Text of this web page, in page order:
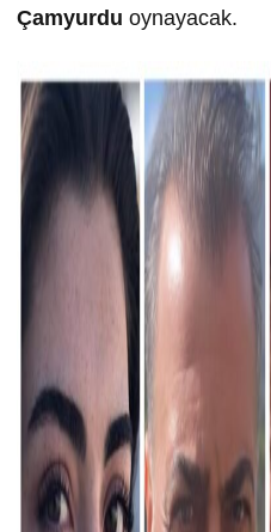
Çamyurdu oynayacak.